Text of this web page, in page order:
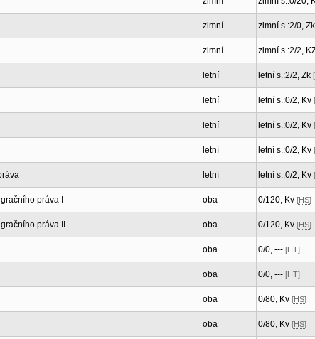
zimní zimní s.:2/0, Zk
zimní zimní s.:2/2,
letní letní s.:2/2, Zk
letní letní s.:0/2, Kv
letní letní s.:0/2, Kv
letní letní s.:0/2, Kv
letní letní s.:0/2, Kv
práva I oba 0/120, Kv [HS]
práva II oba 0/120, Kv [HS]
oba 0/0, --- [HT]
oba 0/0, --- [HT]
oba 0/80, Kv [HS]
oba 0/80, Kv [HS]